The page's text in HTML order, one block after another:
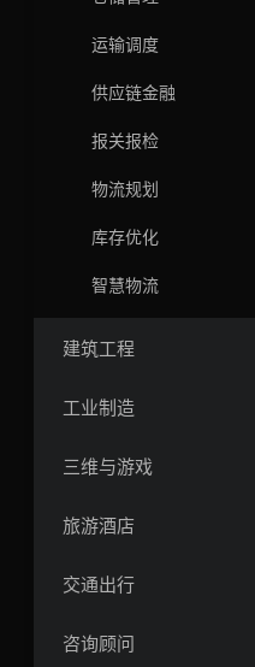
运输调度
供应链金融
报关报检
物流规划
库存优化
智慧物流
建筑工程
工业制造
三维与游戏
旅游酒店
交通出行
咨询顾问